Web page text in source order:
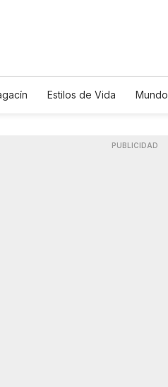
Estilos de Vida
Mundo
PUBLICIDAD